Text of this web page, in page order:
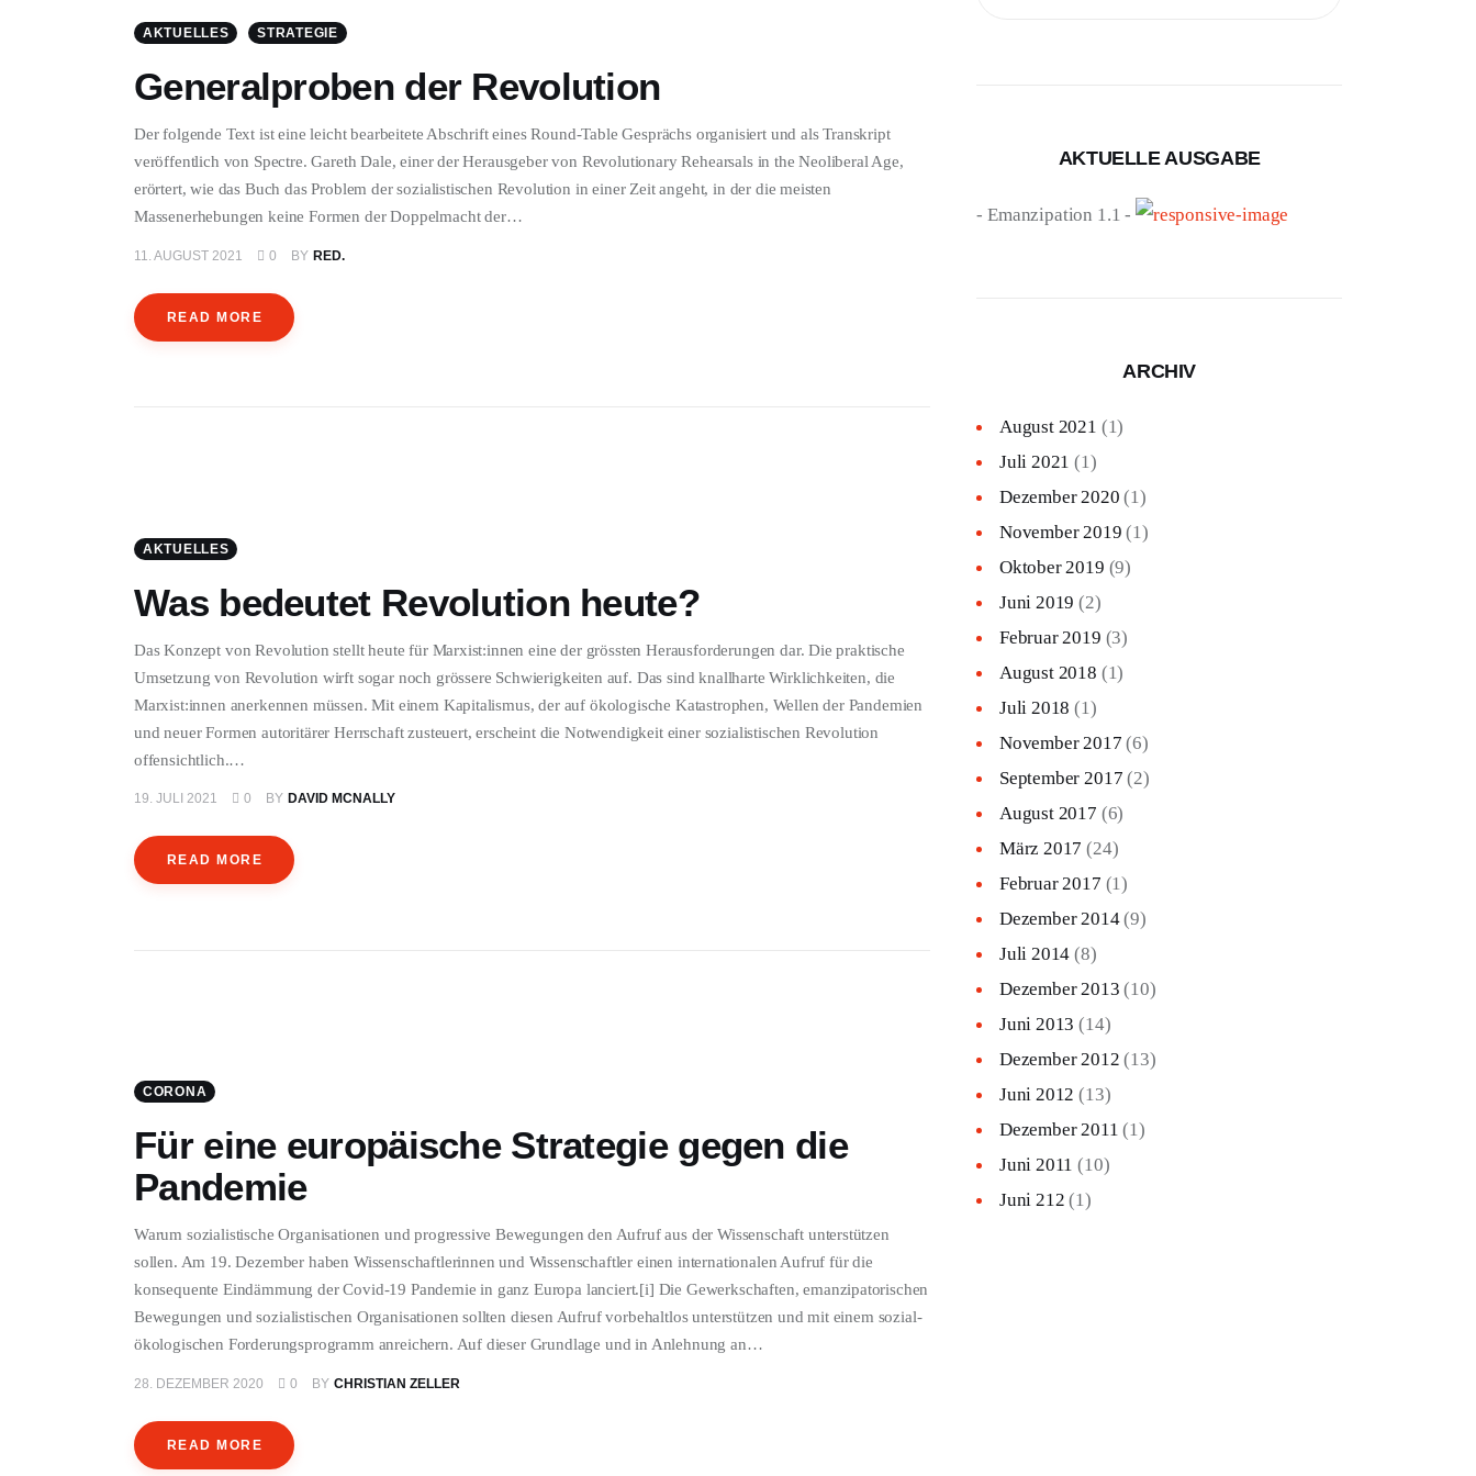
AKTUELLES STRATEGIE
Generalproben der Revolution
Der folgende Text ist eine leicht bearbeitete Abschrift eines Round-Table Gesprächs organisiert und als Transkript
veröffentlich von Spectre. Gareth Dale, einer der Herausgeber von Revolutionary Rehearsals in the Neoliberal Age,
erörtert, wie das Buch das Problem der sozialistischen Revolution in einer Zeit angeht, in der die meisten
Massenerhebungen keine Formen der Doppelmacht der…
11. AUGUST 2021 0 BY RED.
READ MORE
AKTUELLES
Was bedeutet Revolution heute?
Das Konzept von Revolution stellt heute für Marxist:innen eine der grössten Herausforderungen dar. Die praktische
Umsetzung von Revolution wirft sogar noch grössere Schwierigkeiten auf. Das sind knallharte Wirklichkeiten, die
Marxist:innen anerkennen müssen. Mit einem Kapitalismus, der auf ökologische Katastrophen, Wellen der Pandemien
und neuer Formen autoritärer Herrschaft zusteuert, erscheint die Notwendigkeit einer sozialistischen Revolution
offensichtlich.…
19. JULI 2021 0 BY DAVID MCNALLY
READ MORE
CORONA
Für eine europäische Strategie gegen die
Pandemie
Warum sozialistische Organisationen und progressive Bewegungen den Aufruf aus der Wissenschaft unterstützen
sollen. Am 19. Dezember haben Wissenschaftlerinnen und Wissenschaftler einen internationalen Aufruf für die
konsequente Eindämmung der Covid-19 Pandemie in ganz Europa lanciert.[i] Die Gewerkschaften, emanzipatorischen
Bewegungen und sozialistischen Organisationen sollten diesen Aufruf vorbehaltlos unterstützen und mit einem sozial-
ökologischen Forderungsprogramm anreichern. Auf dieser Grundlage und in Anlehnung an…
28. DEZEMBER 2020 0 BY CHRISTIAN ZELLER
READ MORE
AKTUELLE AUSGABE
- Emanzipation 1.1 -
ARCHIV
August 2021 (1)
Juli 2021 (1)
Dezember 2020 (1)
November 2019 (1)
Oktober 2019 (9)
Juni 2019 (2)
Februar 2019 (3)
August 2018 (1)
Juli 2018 (1)
November 2017 (6)
September 2017 (2)
August 2017 (6)
März 2017 (24)
Februar 2017 (1)
Dezember 2014(9)
Juli 2014 (8)
Dezember 2013 (10)
Juni 2013 (14)
Dezember 2012 (13)
Juni 2012 (13)
Dezember 2011 (1)
Juni 2011 (10)
Juni 212 (1)